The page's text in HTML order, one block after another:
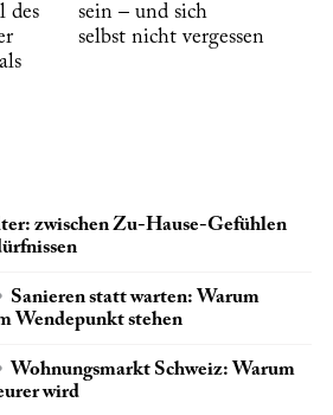
des
sein – und sich
selbst nicht vergessen
zwischen Zu-Hause-Gefühlen
Sanieren statt warten: Warum
Wendepunkt stehen
Wohnungsmarkt Schweiz: Warum
wird